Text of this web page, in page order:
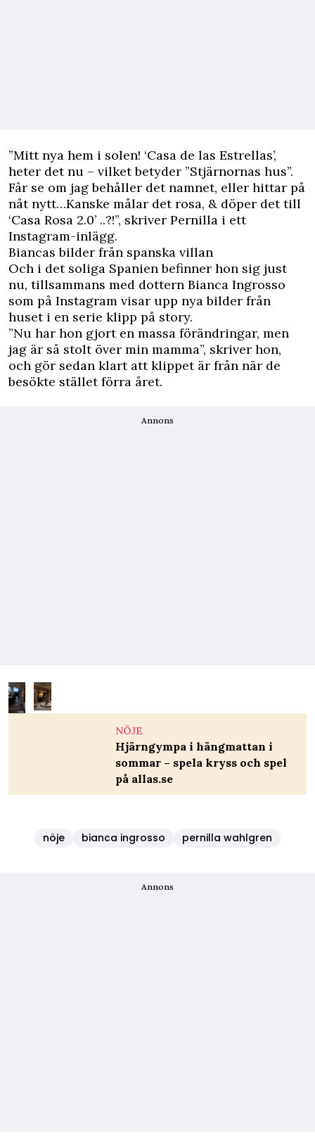
”Mitt nya hem i solen! ‘Casa de las Estrellas’,
heter det nu – vilket betyder ”Stjärnornas hus”.
Får se om jag behåller det namnet, eller hittar på
nåt nytt…Kanske målar det rosa, & döper det till
‘Casa Rosa 2.0’ ..?!”, skriver Pernilla i ett
Instagram-inlägg.
Biancas bilder från spanska villan
Och i det soliga Spanien befinner hon sig just
nu, tillsammans med dottern Bianca Ingrosso
som på Instagram visar upp nya bilder från
huset i en serie klipp på story.
”Nu har hon gjort en massa förändringar, men
jag är så stolt över min mamma”, skriver hon,
och gör sedan klart att klippet är från när de
besökte stället förra året.
Annons
NÖJE
Hjärngympa i hängmattan i
sommar – spela kryss och spel
på allas.se
nöje bianca ingrosso pernilla wahlgren
Annons